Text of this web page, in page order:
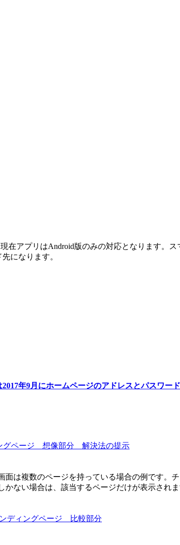
アプリはAndroid版のみの対応となります。ス
になります。
年9月にホームページのアドレスとパスワー
は複数のページを持っている場合の例です。
ない場合は、該当するページだけが表示され